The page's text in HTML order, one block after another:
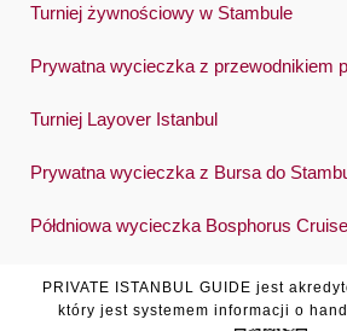
Turniej żywnościowy w Stambule
Prywatna wycieczka z przewodnikiem
Turniej Layover Istanbul
Prywatna wycieczka z Bursa do
Półdniowa wycieczka Bosphorus Cruise
PRIVATE ISTANBUL GUIDE jest
który jest systemem informacji o